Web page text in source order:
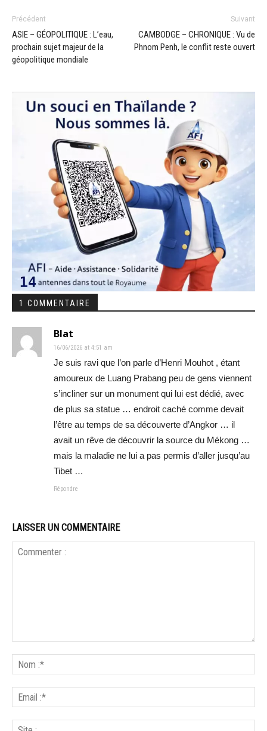
Précédent
ASIE – GÉOPOLITIQUE : L’eau,
prochain sujet majeur de la
géopolitique mondiale
Suivant
CAMBODGE – CHRONIQUE : Vu de
Phnom Penh, le conflit reste ouvert
1 COMMENTAIRE
Blat
16/06/2026 at 4:51 am
Je suis ravi que l’on parle d’Henri Mouhot , étant
amoureux de Luang Prabang peu de gens viennent
s’incliner sur un monument qui lui est dédié, avec
de plus sa statue … endroit caché comme devait
l’être au temps de sa découverte d’Angkor … il
avait un rêve de découvrir la source du Mékong …
mais la maladie ne lui a pas permis d’aller jusqu’au
Tibet …
Répondre
LAISSER UN COMMENTAIRE